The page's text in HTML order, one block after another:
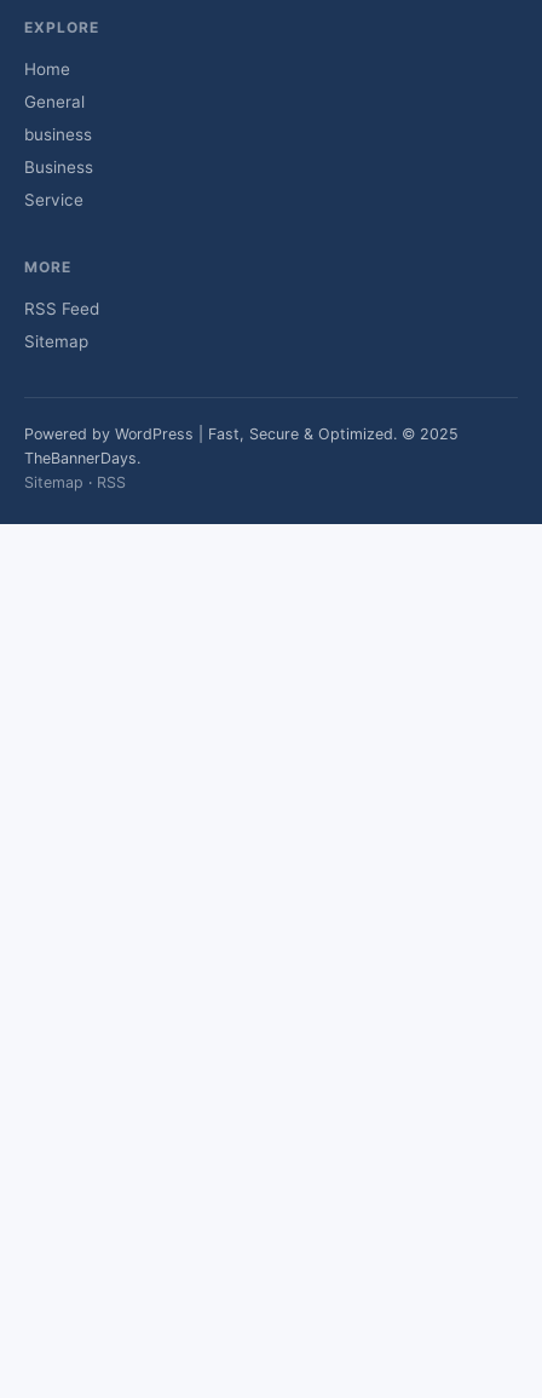
EXPLORE
Home
General
business
Business
Service
MORE
RSS Feed
Sitemap
Powered by WordPress | Fast, Secure & Optimized. © 2025
TheBannerDays.
Sitemap · RSS